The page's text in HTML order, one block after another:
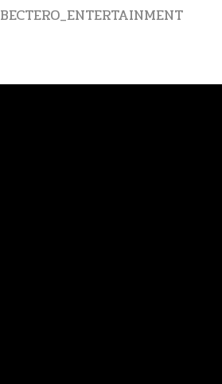
BECTERO_ENTERTAINMENT